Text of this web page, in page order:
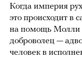
Когда империя
это происходит в
на помощь Молли
доброволец —
человек в